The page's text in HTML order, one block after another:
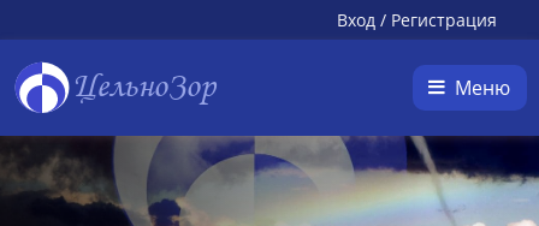
Вход / Регистрация
ЦельноЗор Меню